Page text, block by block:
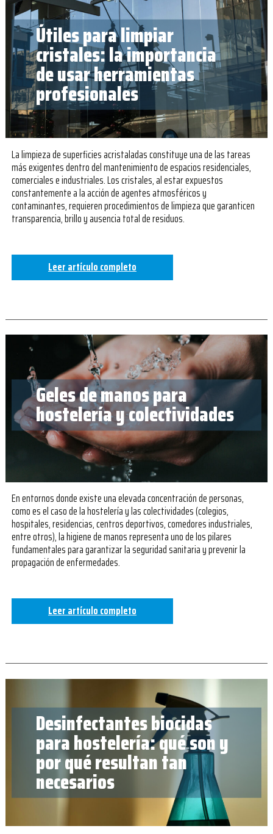
Útiles para limpiar
cristales: la importancia
de usar herramientas
profesionales
La limpieza de superficies acristaladas constituye una de las tareas
más exigentes dentro del mantenimiento de espacios residenciales,
comerciales e industriales. Los cristales, al estar expuestos
constantemente a la acción de agentes atmosféricos y
contaminantes, requieren procedimientos de limpieza que garanticen
transparencia, brillo y ausencia total de residuos.
Leer artículo completo
Geles de manos para
hostelería y colectividades
En entornos donde existe una elevada concentración de personas,
como es el caso de la hostelería y las colectividades (colegios,
hospitales, residencias, centros deportivos, comedores industriales,
entre otros), la higiene de manos representa uno de los pilares
fundamentales para garantizar la seguridad sanitaria y prevenir la
propagación de enfermedades.
Leer artículo completo
Desinfectantes biocidas
para hostelería: qué son y
por qué resultan tan
necesarios